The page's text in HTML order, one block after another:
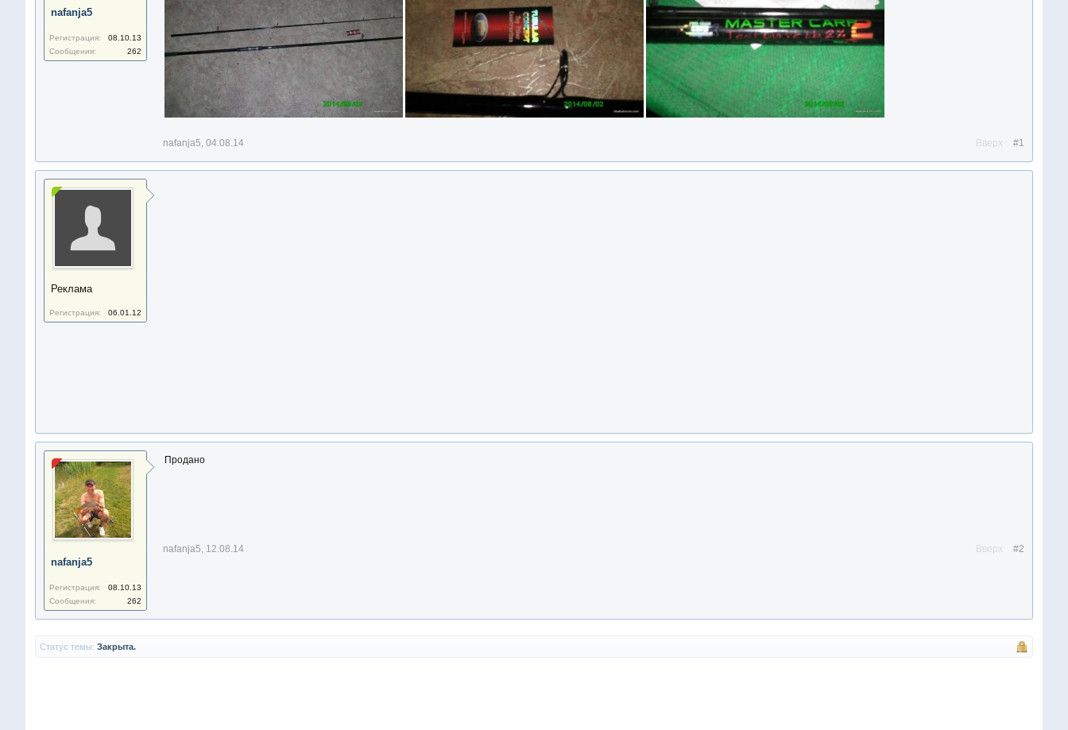
nafanja5
Регистрация:
08.10.13
Сообщения:
262
nafanja5, 04.08.14 #1
Вверх
Реклама
Регистрация: 06.01.12
nafanja5
Регистрация:
08.10.13
Сообщения:
262
Продано
nafanja5, 12.08.14 #2
Вверх
Статус темы: Закрыта.